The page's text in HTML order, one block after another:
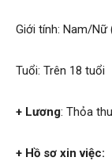
Giới tính: Nam/Nữ
Tuổi: Trên 18 tuổi
+ Lương: Thỏa
+ Hồ sơ xin việc: